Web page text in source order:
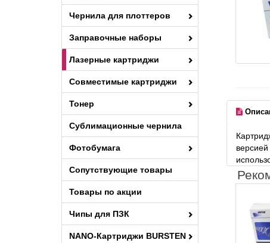
Чернила для плоттеров
Заправочные наборы
Лазерные картриджи
Совместимые картриджи
Тонер
Сублимационные чернила
Фотобумага
Сопутствующие товары
Товары по акции
Чипы для ПЗК
NANO-Картриджи BURSTEN